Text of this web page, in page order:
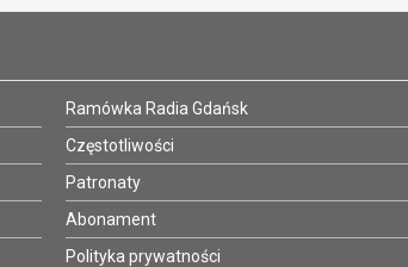
Ramówka Radia Gdańsk
Częstotliwości
Patronaty
Abonament
Polityka prywatności